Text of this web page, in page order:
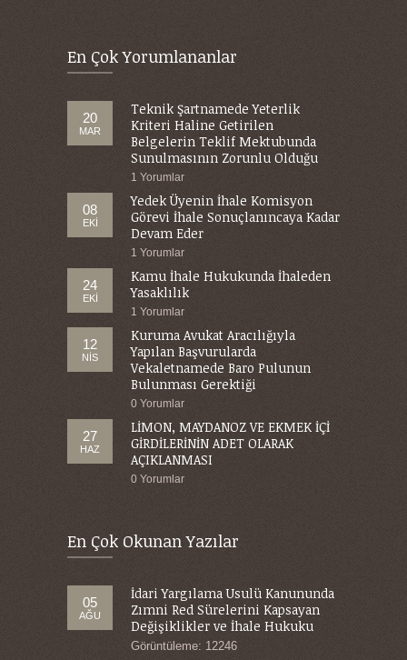
En Çok Yorumlananlar
20
MAR
Teknik Şartnamede Yeterlik
Kriteri Haline Getirilen
Belgelerin Teklif Mektubunda
Sunulmasının Zorunlu Olduğu
1 Yorumlar
08
EKI
Yedek Üyenin İhale Komisyon
Görevi İhale Sonuçlanıncaya Kadar
Devam Eder
1 Yorumlar
24
EKI
Kamu İhale Hukukunda İhaleden
Yasaklılık
1 Yorumlar
12
NIS
Kuruma Avukat Aracılığıyla
Yapılan Başvurularda
Vekaletnamede Baro Pulunun
Bulunması Gerektiği
0 Yorumlar
27
HAZ
LİMON, MAYDANOZ VE EKMEK İÇİ
GİRDİLERİNİN ADET OLARAK
AÇIKLANMASI
0 Yorumlar
En Çok Okunan Yazılar
05
AĞU
İdari Yargılama Usulü Kanununda
Zımni Red Sürelerini Kapsayan
Değişiklikler ve İhale Hukuku
Görüntüleme: 12246